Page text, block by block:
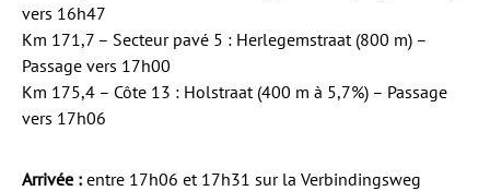
vers 16h47
Km 171,7 – Secteur pavé 5 : Herlegemstraat (800 m) –
Passage vers 17h00
Km 175,4 – Côte 13 : Holstraat (400 m à 5,7%) – Passage
vers 17h06
Arrivée : entre 17h06 et 17h31 sur la Verbindingsweg